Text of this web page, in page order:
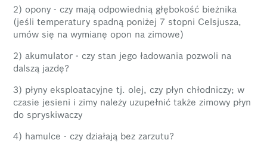
2) opony - czy mają odpowiednią głębokość bieżnika
(jeśli temperatury spadną poniżej 7 stopni Celsjusza,
umów się na wymianę opon na zimowe)
2) akumulator - czy stan jego ładowania pozwoli na
dalszą jazdę?
3) płyny eksploatacyjne tj. olej, czy płyn chłodniczy; w
czasie jesieni i zimy należy uzupełnić także zimowy płyn
do spryskiwaczy
4) hamulce - czy działają bez zarzutu?